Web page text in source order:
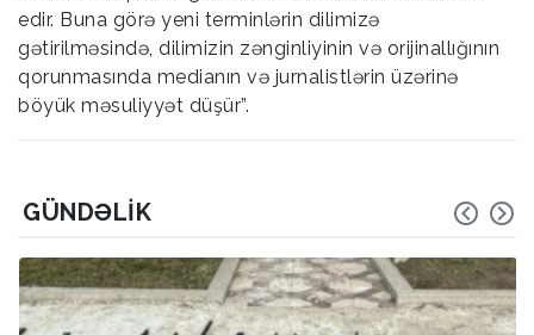
edir. Buna görə yeni terminlərin dilimizə
gətirilməsində, dilimizin zənginliyinin və orijinallığının
qorunmasında medianın və jurnalistlərin üzərinə
böyük məsuliyyət düşür”.
GÜNDƏLIK